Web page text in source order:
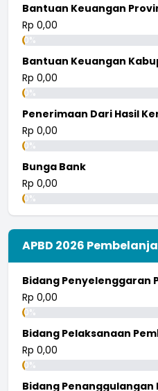
Bantuan Keuangan
Rp 0,00
0%
Bantuan Keuangan
Rp 0,00
0%
Penerimaan Dari Hasil
Rp 0,00
0%
Bunga Bank
Rp 0,00
0%
APBD 2026
Bidang Penyelenggaran
Rp 0,00
0%
Bidang Pelaksanaan
Rp 0,00
0%
Bidang